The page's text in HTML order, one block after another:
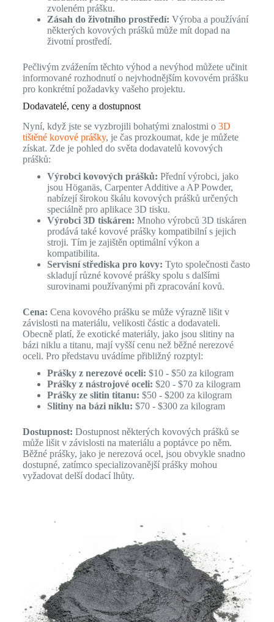
zvoleném prášku.
Zásah do životního prostředí: Výroba a používání
některých kovových prášků může mít dopad na
životní prostředí.
Pečlivým zvážením těchto výhod a nevýhod můžete učinit
informované rozhodnutí o nejvhodnějším kovovém prášku
pro konkrétní požadavky vašeho projektu.
Dodavatelé, ceny a dostupnost
Nyní, když jste se vyzbrojili bohatými znalostmi o 3D
tištěné kovové prášky, je čas prozkoumat, kde je můžete
získat. Zde je pohled do světa dodavatelů kovových
prášků:
Výrobci kovových prášků: Přední výrobci, jako
jsou Höganäs, Carpenter Additive a AP Powder,
nabízejí širokou škálu kovových prášků určených
speciálně pro aplikace 3D tisku.
Výrobci 3D tiskáren: Mnoho výrobců 3D tiskáren
prodává také kovové prášky kompatibilní s jejich
stroji. Tím je zajištěn optimální výkon a
kompatibilita.
Servisní střediska pro kovy: Tyto společnosti často
skladují různé kovové prášky spolu s dalšími
surovinami používanými při zpracování kovů.
Cena: Cena kovového prášku se může výrazně lišit v
závislosti na materiálu, velikosti částic a dodavateli.
Obecně platí, že exotické materiály, jako jsou slitiny na
bázi niklu a titanu, mají vyšší cenu než běžné nerezové
oceli. Pro představu uvádíme přibližný rozptyl:
Prášky z nerezové oceli: $10 - $50 za kilogram
Prášky z nástrojové oceli: $20 - $70 za kilogram
Prášky ze slitin titanu: $50 - $200 za kilogram
Slitiny na bázi niklu: $70 - $300 za kilogram
Dostupnost: Dostupnost některých kovových prášků se
může lišit v závislosti na materiálu a poptávce po něm.
Běžné prášky, jako je nerezová ocel, jsou obvykle snadno
dostupné, zatímco specializovanější prášky mohou
vyžadovat delší dodací lhůty.